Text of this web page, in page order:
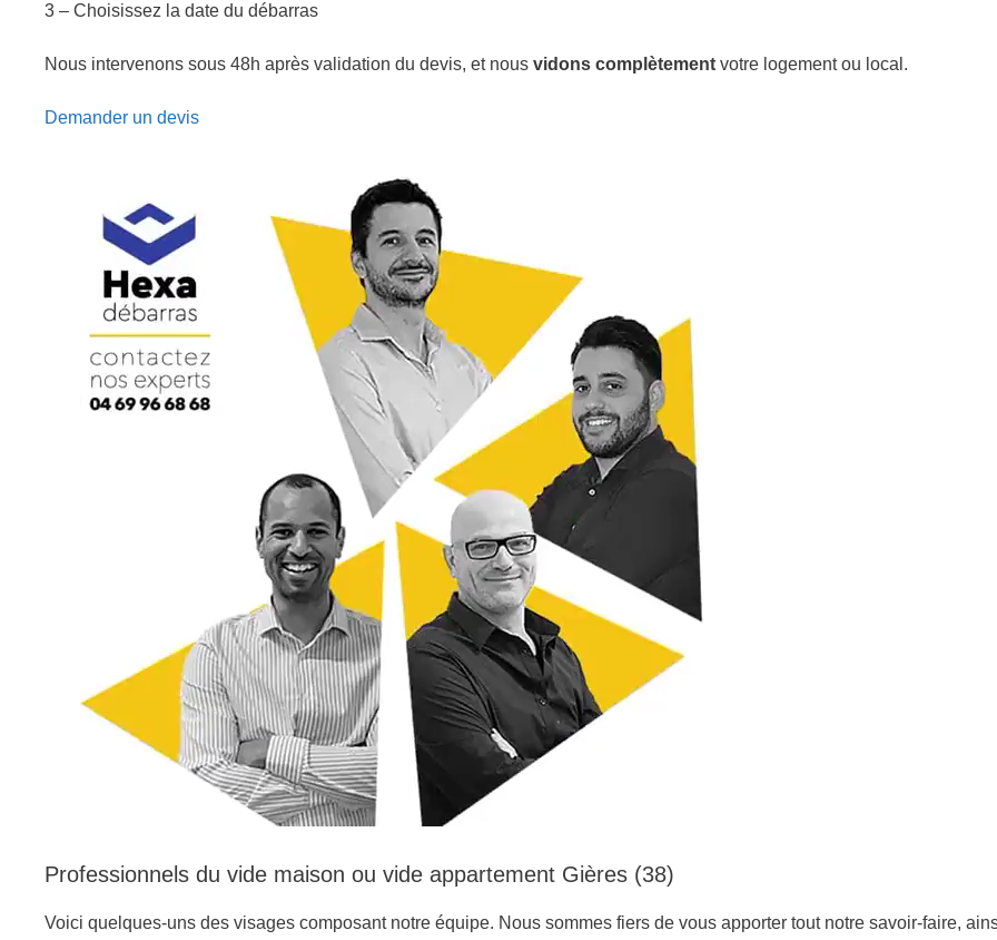
3 – Choisissez la date du débarras
Nous intervenons sous 48h après validation du devis, et nous vidons complètement votre logement ou local.
Demander un devis
Professionnels du vide maison ou vide appartement Gières (38)
Voici quelques-uns des visages composant notre équipe. Nous sommes fiers de vous apporter tout notre savoir-faire,